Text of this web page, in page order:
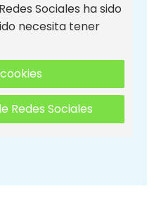
Sociales ha sido
necesita tener
Redes Sociales